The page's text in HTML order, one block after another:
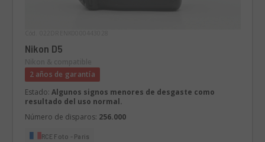
Nikon D5
2 años de garantía
Estado: Algunos signos menores de desgaste como
resultado del uso normal.
Número de disparos: 256.000
RCE Foto - Paris